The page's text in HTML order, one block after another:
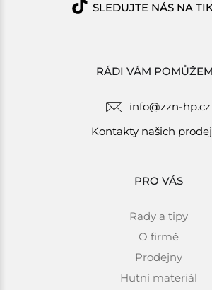
RÁDI VÁM
info@zzn-hp.cz
Kontakty našich
PRO VÁS
Rady a tipy
O firmě
Prodejny
Hutní materiál
SLEDUJTE NÁS NA